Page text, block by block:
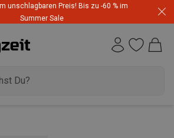
unschlagbaren Preis! Bis zu -60 % im
Summer Sale